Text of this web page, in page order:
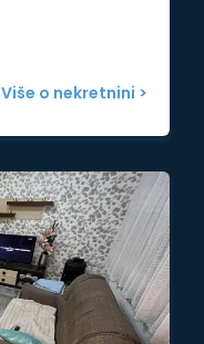
Više o nekretnini >